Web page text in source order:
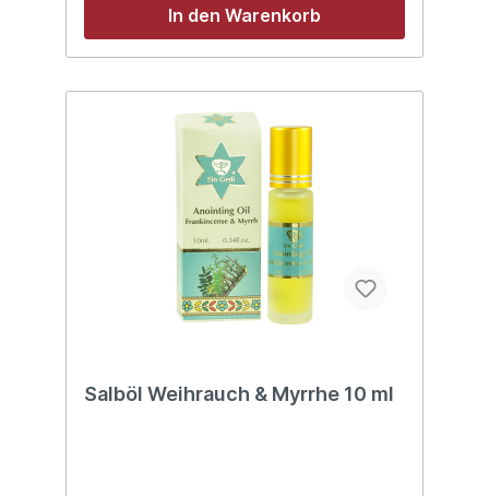
In den Warenkorb
Salböl Weihrauch & Myrrhe 10 ml